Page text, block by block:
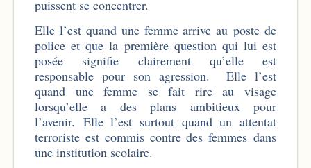
puissent se concentrer.
Elle l’est quand une femme arrive au poste de
police et que la première question qui lui est
posée signifie clairement qu’elle est
responsable pour son agression.Elle l’est
quand une femme se fait rire au visage
lorsqu’elle a des plans ambitieux pour
l’avenir. Elle l’est surtout quand un attentat
terroriste est commis contre des femmes dans
une institution scolaire.